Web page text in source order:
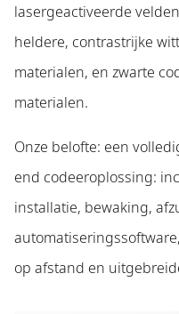
lasergeactiveerde
heldere, contrastrijke
materialen, en zwarte
materialen.
Onze belofte: een
end codeeroplossing:
installatie, bewaking,
op afstand en